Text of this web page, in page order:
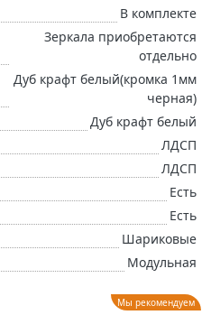
В комплекте
Зеркала приобретаются
отдельно
Дуб крафт белый(кромка 1мм
черная)
Дуб крафт белый
ЛДСП
ЛДСП
Есть
Есть
Шариковые
Модульная
Мы рекомендуем